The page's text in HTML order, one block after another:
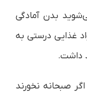
بدن آمادگی
غذایی درستی به
داشت.
اگر صبحانه نخورند